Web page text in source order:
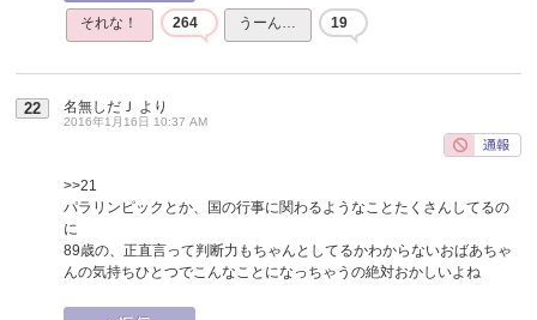
それな！ 264 うーん… 19
22 名無しだＪ より
2016年1月16日 10:37 AM
>>21
パラリンピックとか、国の行事に関わるようなことたくさんしてるの
に
89歳の、正直言って判断力もちゃんとしてるかわからないおばあちゃ
んの気持ちひとつでこんなことになっちゃうの絶対おかしいよね